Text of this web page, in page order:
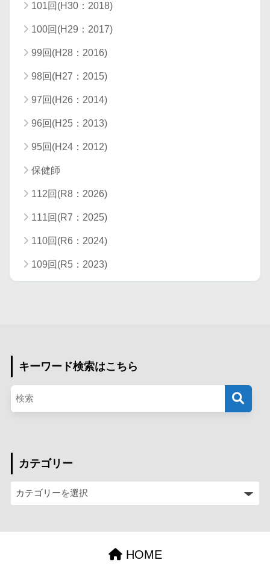
101回(H30：2018)
100回(H29：2017)
99回(H28：2016)
98回(H27：2015)
97回(H26：2014)
96回(H25：2013)
95回(H24：2012)
保健師
112回(R8：2026)
111回(R7：2025)
110回(R6：2024)
109回(R5：2023)
キーワード検索はこちら
カテゴリー
HOME